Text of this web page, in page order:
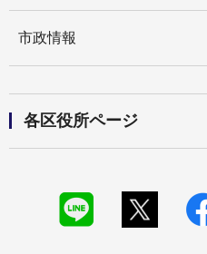
市政情報
各区役所ページ